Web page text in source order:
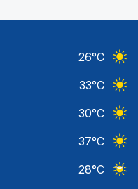
26°C
33°C
30°C
37°C
28°C